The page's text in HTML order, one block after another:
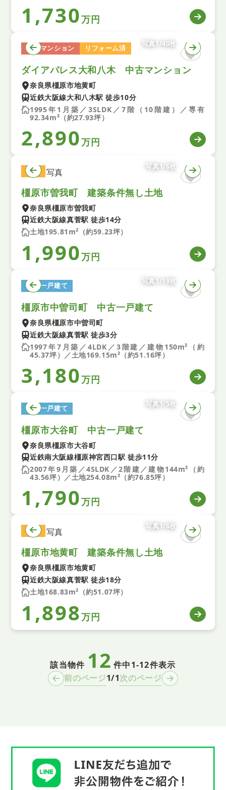
1,730万円
中古マンション リフォーム済
写真1/40枚
ダイアパレス大和八木 中古マンション
奈良県橿原市地黄町
近鉄大阪線大和八木駅 徒歩10分
1995年1月築／3SLDK／7階（10階建）／専有
92.34m²（約27.93坪）
2,890万円
土地
写真1/6枚
橿原市曽我町 建築条件無し土地
奈良県橿原市曽我町
近鉄大阪線真菅駅 徒歩14分
土地195.81m²（約59.23坪）
1,990万円
中古一戸建て
写真1/19枚
橿原市中曽司町 中古一戸建て
奈良県橿原市中曽司町
近鉄大阪線真菅駅 徒歩3分
1997年7月築／4LDK／3階建／建物150m²（約
45.37坪）／土地169.15m²（約51.16坪）
3,180万円
中古一戸建て
写真1/5枚
橿原市大谷町 中古一戸建て
奈良県橿原市大谷町
近鉄南大阪線橿原神宮西口駅 徒歩11分
2007年9月築／4SLDK／2階建／建物144m²（約
43.56坪）／土地254.08m²（約76.85坪）
1,790万円
土地
写真1/6枚
橿原市地黄町 建築条件無し土地
奈良県橿原市地黄町
近鉄大阪線真菅駅 徒歩18分
土地168.83m²（約51.07坪）
1,898万円
該当物件 12 件中1-12件表示
前のページ1/1次のページ